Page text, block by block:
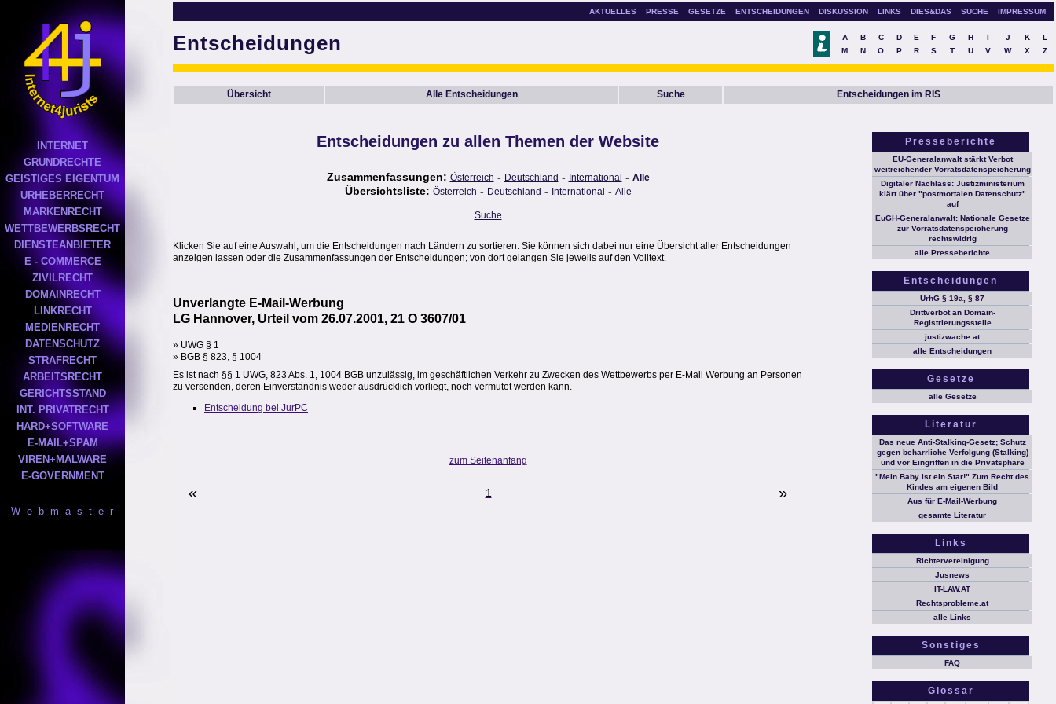
INTERNET
GRUNDRECHTE
GEISTIGES EIGENTUM
URHEBERRECHT
MARKENRECHT
WETTBEWERBSRECHT
DIENSTEANBIETER
E - COMMERCE
ZIVILRECHT
DOMAINRECHT
LINKRECHT
MEDIENRECHT
DATENSCHUTZ
STRAFRECHT
ARBEITSRECHT
GERICHTSSTAND
INT. PRIVATRECHT
HARD+SOFTWARE
E-MAIL+SPAM
VIREN+MALWARE
E-GOVERNMENT
W e b m a s t e r
AKTUELLES PRESSE GESETZE ENTSCHEIDUNGEN DISKUSSION LINKS DIES&DAS SUCHE IMPRESSUM
Entscheidungen A B C D E F G H I J K
L
M
N O P R S T U V W X Z
Übersicht Alle Entscheidungen Suche Entscheidungen im RIS
Entscheidungen zu allen Themen der Website
Zusammenfassungen: Österreich - Deutschland - International - Alle
Übersichtsliste: Österreich - Deutschland - International - Alle
Suche
Klicken Sie auf eine Auswahl, um die Entscheidungen nach Ländern zu sortieren. Sie können sich dabei nur eine Übersicht aller Entscheidungen
anzeigen lassen oder die Zusammenfassungen der Entscheidungen; von dort gelangen Sie jeweils auf den Volltext.
Unverlangte E-Mail-Werbung
LG Hannover, Urteil vom 26.07.2001, 21 O 3607/01
» UWG § 1
» BGB § 823, § 1004
Es ist nach §§ 1 UWG, 823 Abs. 1, 1004 BGB unzulässig, im geschäftlichen Verkehr zu Zwecken des Wettbewerbs per E-Mail Werbung an Personen
zu versenden, deren Einverständnis weder ausdrücklich vorliegt, noch vermutet werden kann.
Entscheidung bei JurPC
zum Seitenanfang
« 1 »
Presseberichte
EU-Generalanwalt stärkt Verbot
weitreichender Vorratsdatenspeicherung
Digitaler Nachlass: Justizministerium
klärt über "postmortalen Datenschutz"
auf
EuGH-Generalanwalt: Nationale Gesetze
zur Vorratsdatenspeicherung
rechtswidrig
alle Presseberichte
Entscheidungen
UrhG § 19a, § 87
Drittverbot an Domain-
Registrierungsstelle
justizwache.at
alle Entscheidungen
Gesetze
alle Gesetze
Literatur
Das neue Anti-Stalking-Gesetz; Schutz
gegen beharrliche Verfolgung (Stalking)
und vor Eingriffen in die Privatsphäre
"Mein Baby ist ein Star!" Zum Recht des
Kindes am eigenen Bild
Aus für E-Mail-Werbung
gesamte Literatur
Links
Richtervereinigung
Jusnews
IT-LAW.AT
Rechtsprobleme.at
alle Links
Sonstiges
FAQ
Glossar